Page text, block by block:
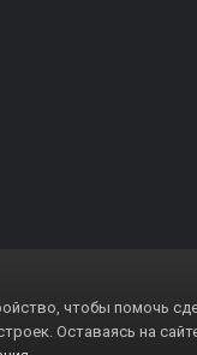
чтобы помочь
Оставаясь на